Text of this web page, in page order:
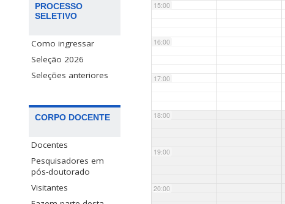
PROCESSO
SELETIVO
Como ingressar
Seleção 2026
Seleções anteriores
CORPO DOCENTE
Docentes
Pesquisadores em
pós-doutorado
Visitantes
15:00
16:00
17:00
18:00
19:00
20:00